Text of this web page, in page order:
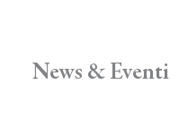
News & Eventi